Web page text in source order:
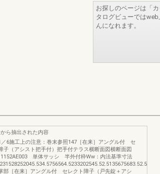
お探しのページは「
タログビューでは
んになれます。
ら抽出された内容
／6施工上の注意：巻末参照147［在来］アングル付 セ
子（アシスト把手付）把手付テラス横断面図横断面図
単体サッシ 半外付枠Ww：内法基準寸法
部［在来］アングル付 セレクト障子（戸先錠＋アシ